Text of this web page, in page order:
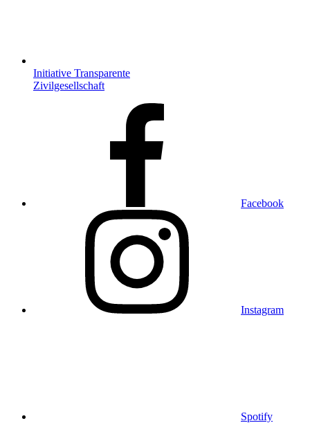
Initiative Transparente
Zivilgesellschaft
Facebook
Instagram
Spotify